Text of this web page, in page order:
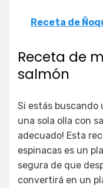
Receta de
Receta de
salmón
Si estás buscando
una sola olla con
adecuado! Esta
espinacas es un
segura de que
convertirá en un